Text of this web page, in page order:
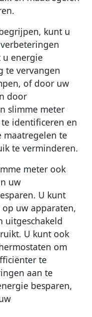
kunt u
u energie
te vervangen
of door uw
door
slimme meter
identificeren en
maatregelen te
te verminderen.
meter ook
uw
U kunt
uw apparaten,
uitgeschakeld
U kunt ook
om
te
aan te
besparen,